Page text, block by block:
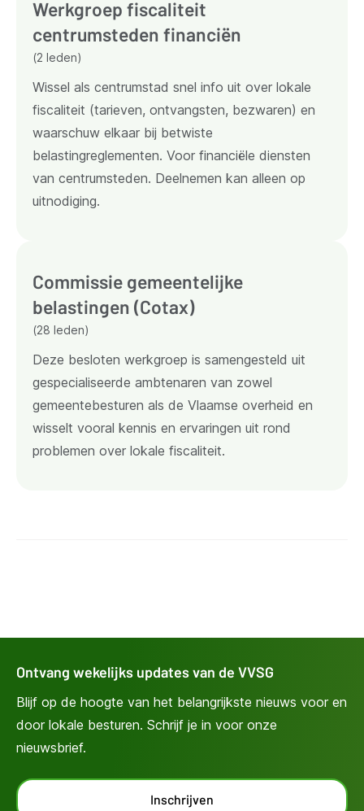
Werkgroep fiscaliteit
centrumsteden financiën
(2 leden)
Wissel als centrumstad snel info uit over lokale
fiscaliteit (tarieven, ontvangsten, bezwaren) en
waarschuw elkaar bij betwiste
belastingreglementen. Voor financiële diensten
van centrumsteden. Deelnemen kan alleen op
uitnodiging.
Commissie gemeentelijke
belastingen (Cotax)
(28 leden)
Deze besloten werkgroep is samengesteld uit
gespecialiseerde ambtenaren van zowel
gemeentebesturen als de Vlaamse overheid en
wisselt vooral kennis en ervaringen uit rond
problemen over lokale fiscaliteit.
Ontvang wekelijks updates van de VVSG
Blijf op de hoogte van het belangrijkste nieuws voor en
door lokale besturen. Schrijf je in voor onze
nieuwsbrief.
Inschrijven